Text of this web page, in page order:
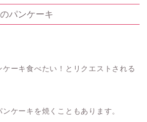
パンケーキ
ーキ食べたい！とリクエストされる
ケーキを焼くこともあります。